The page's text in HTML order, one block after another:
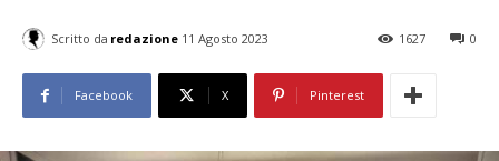
Scritto da redazione 11 Agosto 2023 0
1627
Facebook X Pinterest